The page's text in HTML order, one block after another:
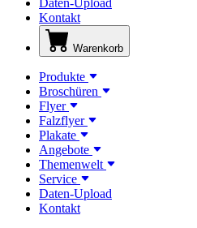
Daten-Upload
Kontakt
Warenkorb
Produkte
Broschüren
Flyer
Falzflyer
Plakate
Angebote
Themenwelt
Service
Daten-Upload
Kontakt